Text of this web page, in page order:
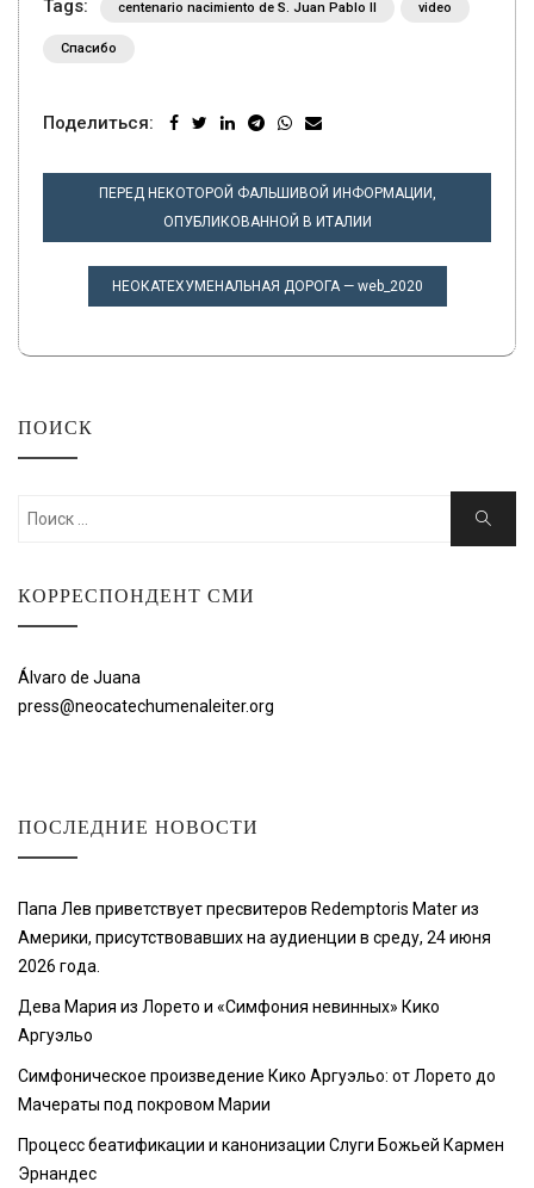
Tags: centenario nacimiento de S. Juan Pablo II video
Спасибо
Поделиться:
НАВИГАЦИЯ
ЗАПИСЯМ
ПЕРЕД НЕКОТОРОЙ ФАЛЬШИВОЙ ИНФОРМАЦИИ,
ОПУБЛИКОВАННОЙ В ИТАЛИИ
НЕОКАТЕХУМЕНАЛЬНАЯ ДОРОГА — web_2020
ПОИСК
Искать:
Поиск
КОРРЕСПОНДЕНТ СМИ
Álvaro de Juana
press@neocatechumenaleiter.org
ПОСЛЕДНИЕ НОВОСТИ
Папа Лев приветствует пресвитеров Redemptoris Mater из
Америки, присутствовавших на аудиенции в среду, 24 июня
2026 года.
Дева Мария из Лорето и «Симфония невинных» Кико
Аргуэльо
Симфоническое произведение Кико Аргуэльо: от Лорето до
Мачераты под покровом Марии
Процесс беатификации и канонизации Слуги Божьей Кармен
Эрнандес